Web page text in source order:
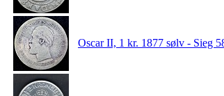
Oscar II, 1 kr. 1877 sølv - Sieg